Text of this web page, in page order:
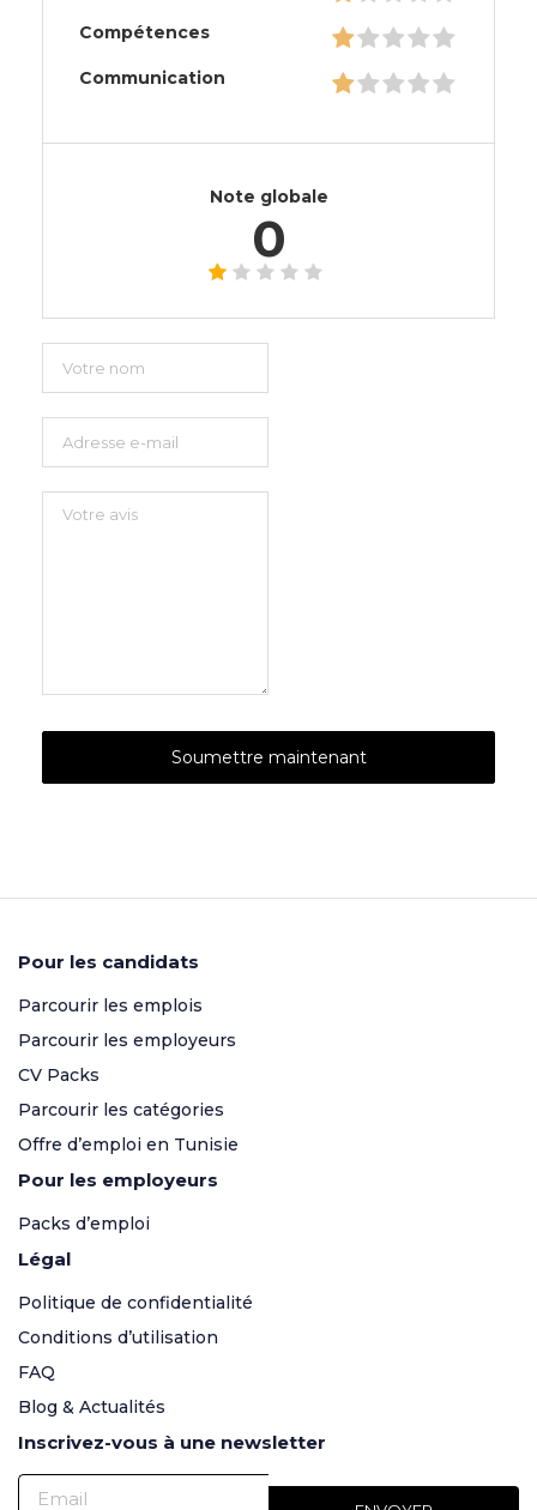
Compétences
Communication
Note globale
0
Pour les candidats
Parcourir les emplois
Parcourir les employeurs
CV Packs
Parcourir les catégories
Offre d’emploi en Tunisie
Pour les employeurs
Packs d’emploi
Légal
Politique de confidentialité
Conditions d’utilisation
FAQ
Blog & Actualités
Inscrivez-vous à une newsletter